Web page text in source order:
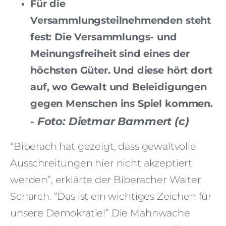
Für die
Versammlungsteilnehmenden steht
fest: Die Versammlungs- und
Meinungsfreiheit sind eines der
höchsten Güter. Und diese hört dort
auf, wo Gewalt und Beleidigungen
gegen Menschen ins Spiel kommen.
- Foto: Dietmar Bammert (c)
“Biberach hat gezeigt, dass gewaltvolle
Ausschreitungen hier nicht akzeptiert
werden”, erklärte der Biberacher Walter
Scharch. “Das ist ein wichtiges Zeichen für
unsere Demokratie!” Die Mahnwache